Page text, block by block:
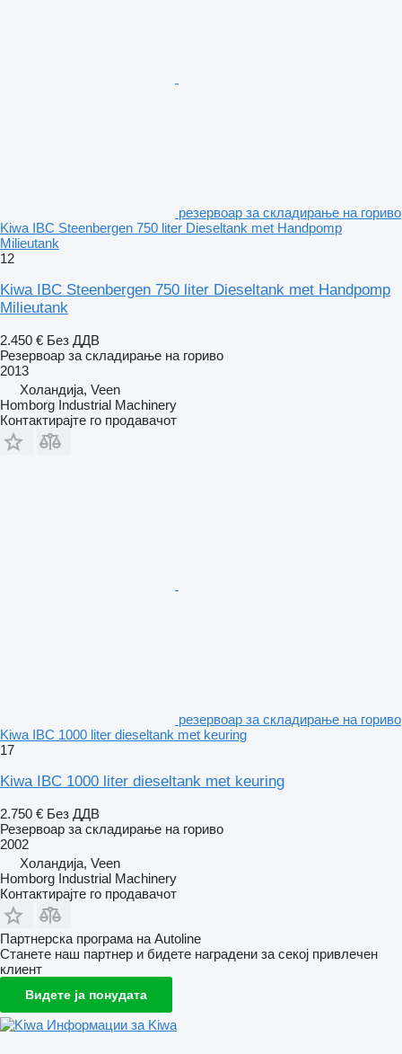
резервоар за складирање на гориво
Kiwa IBC Steenbergen 750 liter Dieseltank met Handpomp
Milieutank
12
Kiwa IBC Steenbergen 750 liter Dieseltank met Handpomp
Milieutank
2.450 € Без ДДВ
Резервоар за складирање на гориво
2013
Холандија, Veen
Homborg Industrial Machinery
Контактирајте го продавачот
резервоар за складирање на гориво
Kiwa IBC 1000 liter dieseltank met keuring
17
Kiwa IBC 1000 liter dieseltank met keuring
2.750 € Без ДДВ
Резервоар за складирање на гориво
2002
Холандија, Veen
Homborg Industrial Machinery
Контактирајте го продавачот
Партнерска програма на Autoline
Станете наш партнер и бидете наградени за секој привлечен
клиент
Видете ја понудата
Информации за Kiwa